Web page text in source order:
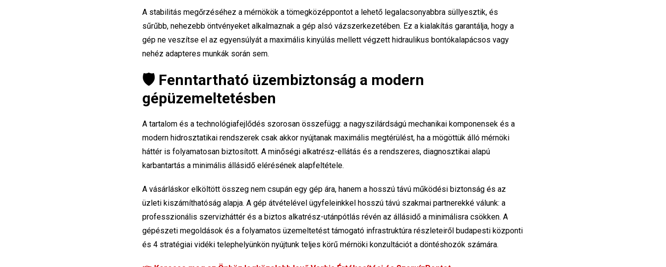
A stabilitás megőrzéséhez a mérnökök a tömegközéppontot a lehető legalacsonyabbra süllyesztik, és
sűrűbb, nehezebb öntvényeket alkalmaznak a gép alsó vázszerkezetében. Ez a kialakítás garantálja, hogy a
gép ne veszítse el az egyensúlyát a maximális kinyúlás mellett végzett hidraulikus bontókalapácsos vagy
nehéz adapteres munkák során sem.
🛡️ Fenntartható üzembiztonság a modern
gépüzemeltetésben
A tartalom és a technológiafejlődés szorosan összefügg: a nagyszilárdságú mechanikai komponensek és a
modern hidrosztatikai rendszerek csak akkor nyújtanak maximális megtérülést, ha a mögöttük álló mérnöki
háttér is folyamatosan biztosított. A minőségi alkatrész-ellátás és a rendszeres, diagnosztikai alapú
karbantartás a minimális állásidő elérésének alapfeltétele.
A vásárláskor elköltött összeg nem csupán egy gép ára, hanem a hosszú távú működési biztonság és az
üzleti kiszámíthatóság alapja. A gép átvételével ügyfeleinkkel hosszú távú szakmai partnerekké válunk: a
professzionális szervizháttér és a biztos alkatrész-utánpótlás révén az állásidő a minimálisra csökken. A
gépészeti megoldások és a folyamatos üzemeltetést támogató infrastruktúra részleteiről budapesti központi
és 4 stratégiai vidéki telephelyünkön nyújtunk teljes körű mérnöki konzultációt a döntéshozók számára.